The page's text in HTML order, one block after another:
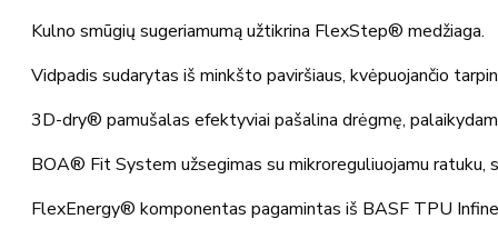
Kulno smūgių sugeriamumą užtikrina FlexStep® medžiaga.
Vidpadis sudarytas iš minkšto paviršiaus, kvėpuojančio
3D-dry® pamušalas efektyviai pašalina drėgmę,
BOA® Fit System užsegimas su mikroreguliuojamu
FlexEnergy® komponentas pagamintas iš BASF TPU